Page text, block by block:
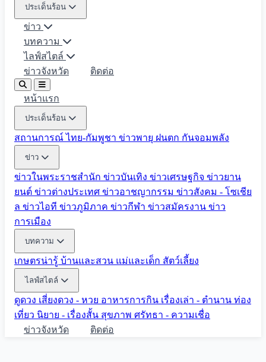
ประเด็นร้อน
ข่าว
บทความ
ไลฟ์สไตล์
ข่าวจังหวัด
ติดต่อ
หน้าแรก
ประเด็นร้อน
สถานการณ์ ไทย-กัมพูชา ข่าวพายุ ฝนตก กันจอมพลัง
ข่าว
ข่าวในพระราชสำนัก ข่าวบันเทิง ข่าวเศรษฐกิจ ข่าวยาน
ยนต์ ข่าวต่างประเทศ ข่าวอาชญากรรม ข่าวสังคม - โซเชีย
ล ข่าวไอที ข่าวภูมิภาค ข่าวกีฬา ข่าวสมัครงาน ข่าว
การเมือง
บทความ
เกษตรน่ารู้ บ้านและสวน แม่และเด็ก สัตว์เลี้ยง
ไลฟ์สไตล์
ดูดวง เสี่ยงดวง - หวย อาหารการกิน เรื่องเล่า - ตำนาน ท่อง
เที่ยว นิยาย - เรื่องสั้น สุขภาพ ศรัทธา - ความเชื่อ
ข่าวจังหวัด
ติดต่อ